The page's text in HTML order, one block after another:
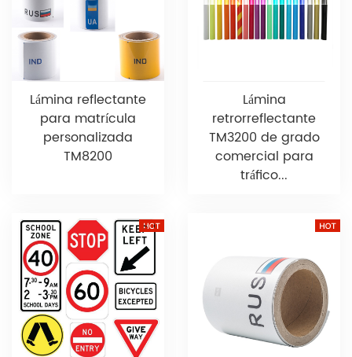
Lámina reflectante
para matrícula
personalizada
TM8200
Lámina
retrorreflectante
TM3200 de grado
comercial para
tráfico...